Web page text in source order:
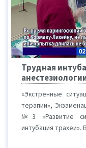
Трудная
«Экстренные
терапии»,
№3 «Развитие
интубация трахеи».